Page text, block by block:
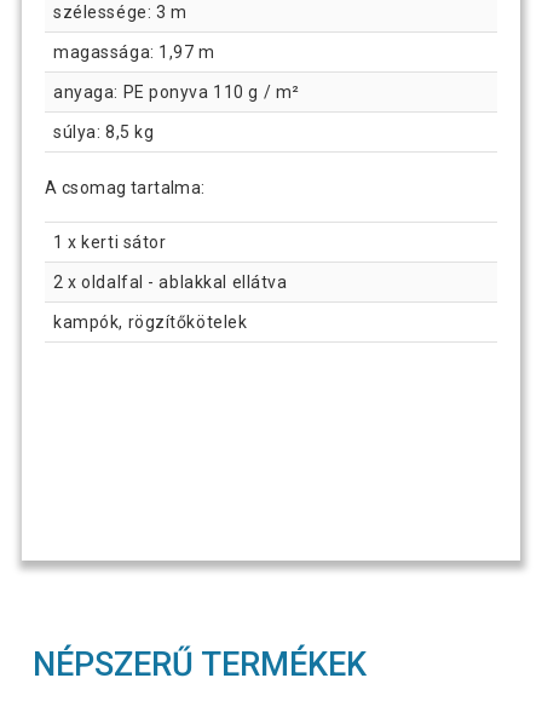
szélessége: 3 m
magassága: 1,97 m
anyaga: PE ponyva 110 g / m²
súlya: 8,5 kg
A csomag tartalma:
1 x kerti sátor
2 x oldalfal - ablakkal ellátva
kampók, rögzítőkötelek
NÉPSZERŰ TERMÉKEK